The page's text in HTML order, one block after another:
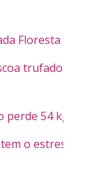
Floresta
trufado
54 kg
o estresse